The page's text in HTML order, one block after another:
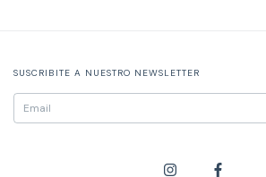
SUSCRIBITE A NUESTRO NEWSLETTER